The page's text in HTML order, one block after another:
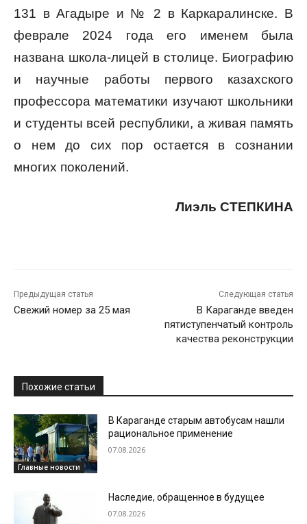
131 в Агадыре и № 2 в Каркаралинске. В
феврале 2024 года его именем была
названа школа-лицей в столице. Биографию
и научные работы первого казахского
профессора математики изучают школьники
и студенты всей республики, а живая память
о нем до сих пор остается в сознании
многих поколений.
Лиэль СТЕПКИНА
Предыдущая статья
Свежий номер за 25 мая
Следующая статья
В Караганде введен
пятиступенчатый контроль
качества реконструкции
Похожие статьи
Главные новости
В Караганде старым автобусам нашли
рациональное применение
07.08.2026
Наследие, обращенное в будущее
07.08.2026